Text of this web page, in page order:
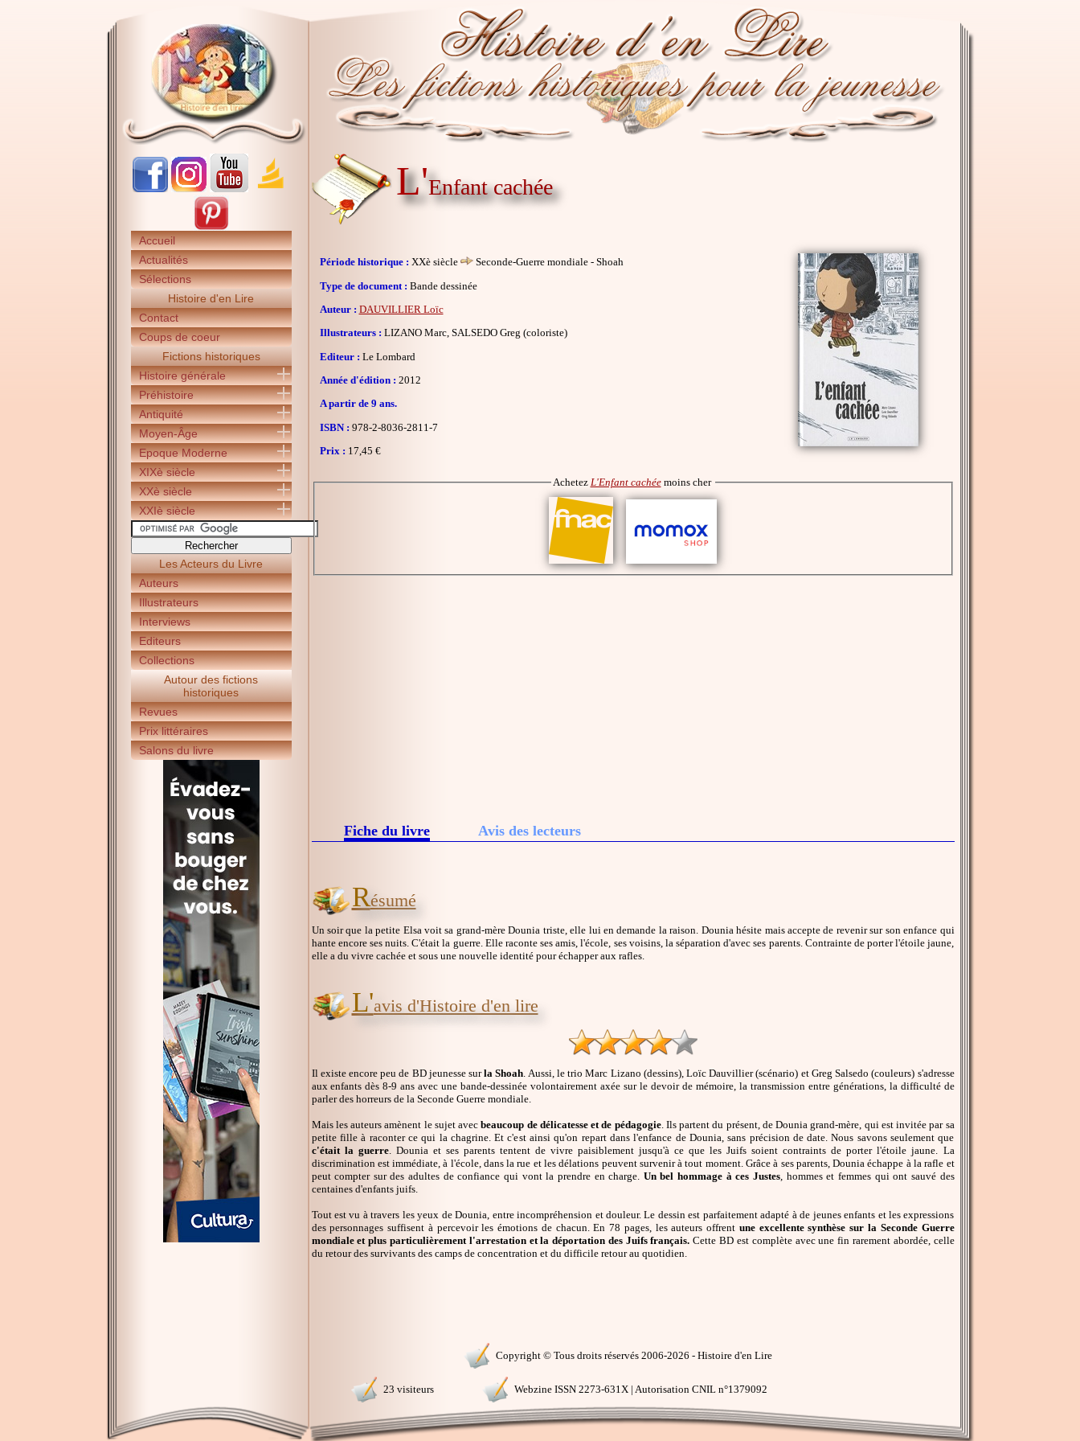
Accueil
Actualités
Sélections
Histoire d'en Lire
Contact
Coups de coeur
Fictions historiques
Histoire générale
Préhistoire
Antiquité
Moyen-Âge
Epoque Moderne
XIXè siècle
XXè siècle
XXIè siècle
Les Acteurs du Livre
Auteurs
Illustrateurs
Interviews
Editeurs
Collections
Autour des fictions
historiques
Revues
Prix littéraires
Salons du livre
L'Enfant cachée
Période historique : XXè siècle
Seconde-Guerre mondiale - Shoah
Type de document : Bande dessinée
Auteur : DAUVILLIER Loïc
Illustrateurs : LIZANO Marc, SALSEDO Greg (coloriste)
Editeur : Le Lombard
Année d'édition : 2012
A partir de 9 ans.
ISBN : 978-2-8036-2811-7
Prix : 17,45 €
Achetez L'Enfant cachéemoins cher
Fiche du livre Avis des lecteurs
Résumé
Un soir que la petite Elsa voit sa grand-mère Dounia triste, elle lui en demande la raison. Dounia hésite mais accepte de revenir sur son enfance qui
hante encore ses nuits. C'était la guerre. Elle raconte ses amis, l'école, ses voisins, la séparation d'avec ses parents. Contrainte de porter l'étoile jaune,
elle a du vivre cachée et sous une nouvelle identité pour échapper aux rafles.
L'avis d'Histoire d'en lire
Il existe encore peu de BD jeunesse surla Shoah. Aussi, le trio Marc Lizano (dessins), Loïc Dauvillier (scénario) et Greg Salsedo (couleurs) s'adresse
aux enfants dès 8-9 ans avec une bande-dessinée volontairement axée sur le devoir de mémoire, la transmission entre générations, la difficulté de
parler des horreurs de la Seconde Guerre mondiale.
Mais les auteurs amènent le sujet avecbeaucoup de délicatesse et de pédagogie. Ils partent du présent, de Dounia grand-mère, qui est invitée par sa
petite fille à raconter ce qui la chagrine. Et c'est ainsi qu'on repart dans l'enfance de Dounia, sans précision de date. Nous savons seulement que
c'était la guerre. Dounia et ses parents tentent de vivre paisiblement jusqu'à ce que les Juifs soient contraints de porter l'étoile jaune. La
discrimination est immédiate, à l'école, dans la rue et les délations peuvent survenir à tout moment. Grâce à ses parents, Dounia échappe à la rafle et
peut compter sur des adultes de confiance qui vont la prendre en charge. Un bel hommage à ces Justes, hommes et femmes qui ont sauvé des
centaines d'enfants juifs.
Tout est vu à travers les yeux de Dounia, entre incompréhension et douleur. Le dessin est parfaitement adapté à de jeunes enfants et les expressions
des personnages suffisent à percevoir les émotions de chacun. En 78 pages, les auteurs offrent une excellente synthèse sur la Seconde Guerre
mondiale et plus particulièrement l'arrestation et la déportation des Juifs français. Cette BD est complète avec une fin rarement abordée, celle
du retour des survivants des camps de concentration et du difficile retour au quotidien.
Copyright © Tous droits réservés 2006-2026 - Histoire d'en Lire
23 visiteurs Webzine ISSN 2273-631X | Autorisation CNIL n°1379092